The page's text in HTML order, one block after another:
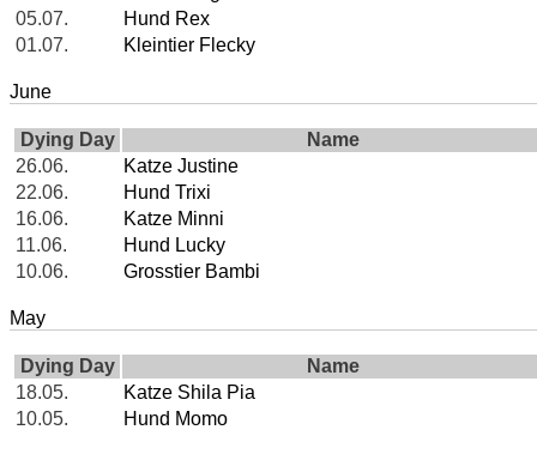
05.07.
Hund Rex
01.07.
Kleintier Flecky
June
Dying Day
Name
26.06.
Katze Justine
22.06.
Hund Trixi
16.06.
Katze Minni
11.06.
Hund Lucky
10.06.
Grosstier Bambi
May
Dying Day
Name
18.05.
Katze Shila Pia
10.05.
Hund Momo